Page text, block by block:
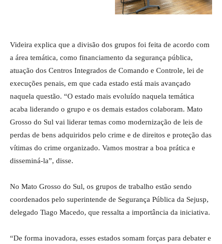
Videira explica que a divisão dos grupos foi feita de acordo com
a área temática, como financiamento da segurança pública,
atuação dos Centros Integrados de Comando e Controle, lei de
execuções penais, em que cada estado está mais avançado
naquela questão. “O estado mais evoluído naquela temática
acaba liderando o grupo e os demais estados colaboram. Mato
Grosso do Sul vai liderar temas como modernização de leis de
perdas de bens adquiridos pelo crime e de direitos e proteção das
vítimas do crime organizado. Vamos mostrar a boa prática e
disseminá-la”, disse.
No Mato Grosso do Sul, os grupos de trabalho estão sendo
coordenados pelo superintende de Segurança Pública da Sejusp,
delegado Tiago Macedo, que ressalta a importância da iniciativa.
“De forma inovadora, esses estados somam forças para debater e